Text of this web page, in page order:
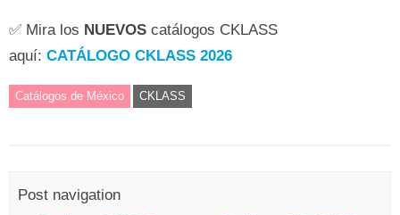
✅ Mira los NUEVOS catálogos CKLASS
aquí: CATÁLOGO CKLASS 2026
Catálogos de México CKLASS
Post navigation